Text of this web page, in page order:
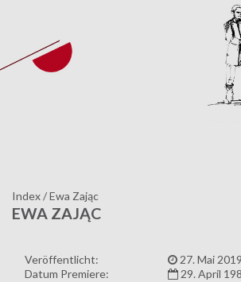
Index/Ewa Zając
EWA ZAJĄC
Veröffentlicht:
27. Mai
Datum Premiere:
29. April